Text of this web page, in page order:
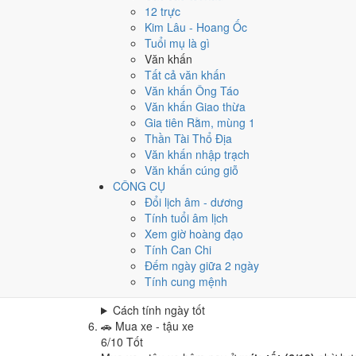
12 trực
Kim Lâu - Hoang Ốc
Tuổi mụ là gì
Văn khấn
Tất cả văn khấn
Văn khấn Ông Táo
Văn khấn Giao thừa
Gia tiên Rằm, mùng 1
Thần Tài Thổ Địa
Văn khấn nhập trạch
Văn khấn cúng giỗ
CÔNG CỤ
Đổi lịch âm - dương
Tính tuổi âm lịch
Xem giờ hoàng đạo
Tính Can Chi
Đếm ngày giữa 2 ngày
Tính cung mệnh
Cách tính ngày tốt
Khai trương - mở cửa hàng
Tốt
Khai trương - mở cửa hàng hôm nay ở
Cách tính ngày tốt
Ký hợp đồng - giao ước
Rất tốt
Ký hợp đồng - giao ước hôm nay ở
Cách tính ngày tốt
🏗️ Động thổ - khởi công
Tốt
Động thổ - khởi công hôm nay ở
Cách tính ngày tốt
Nhập trạch - vào nhà mới
Rất tốt
Nhập trạch - vào nhà mới hôm nay ở
Cách tính ngày tốt
🚗 Mua xe - tậu xe
6/10 Tốt